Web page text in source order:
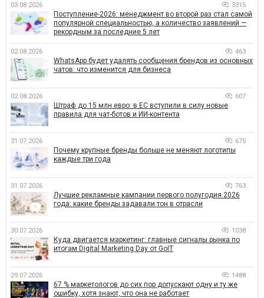
03.08.2026 3315
Поступление-2026: менеджмент во второй раз стал самой
популярной специальностью, а количество заявлений —
рекордным за последние 5 лет
02.08.2026 463
WhatsApp будет удалять сообщения брендов из основных
чатов: что изменится для бизнеса
02.08.2026 607
Штраф до 15 млн евро: в ЕС вступили в силу новые
правила для чат-ботов и ИИ-контента
31.07.2026 675
Почему крупные бренды больше не меняют логотипы
каждые три года
31.07.2026 763
Лучшие рекламные кампании первого полугодия 2026
года: какие бренды задавали тон в отрасли
30.07.2026 1038
Куда двигается маркетинг: главные сигналы рынка по
итогам Digital Marketing Day от GoIT
29.07.2026 1488
67 % маркетологов до сих пор допускают одну и ту же
ошибку, хотя знают, что она не работает